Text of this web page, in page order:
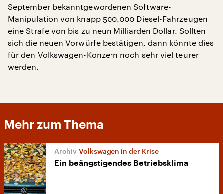
September bekanntgewordenen Software-
Manipulation von knapp 500.000 Diesel-Fahrzeugen
eine Strafe von bis zu neun Milliarden Dollar. Sollten
sich die neuen Vorwürfe bestätigen, dann könnte dies
für den Volkswagen-Konzern noch sehr viel teurer
werden.
Mehr zum Thema
Volkswagen in der Krise
Ein beängstigendes Betriebsklima